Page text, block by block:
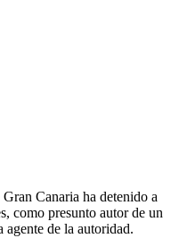
Canaria ha detenido a
como presunto autor de un
agente de la autoridad.